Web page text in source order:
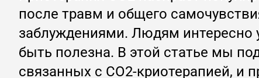
после травм и общего
заблуждениями. Людям интересно
быть полезна. В этой статье мы
связанных с CO2-криотерапией,